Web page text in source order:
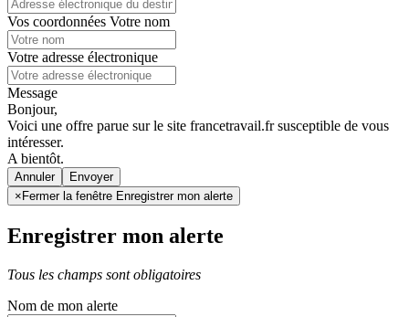
Vos coordonnées Votre nom
Votre adresse électronique
Message
Bonjour,
Voici une offre parue sur le site francetravail.fr susceptible de vous
intéresser.
A bientôt.
Annuler
× Fermer la fenêtre Enregistrer mon alerte
Enregistrer mon alerte
Tous les champs sont obligatoires
Nom de mon alerte